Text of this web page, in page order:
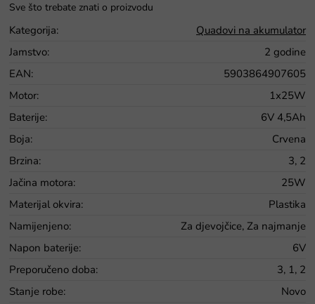
Kategorija:
Quadovi na akumulator
Jamstvo:
2 godine
EAN:
5903864907605
Motor:
1x25W
Baterije:
6V 4,5Ah
Boja:
Crvena
Brzina:
3, 2
Jačina motora:
25W
Materijal okvira:
Plastika
Namijenjeno:
Za djevojčice, Za najmanje
Napon baterije:
6V
Preporučeno doba:
3, 1, 2
Stanje robe:
Novo